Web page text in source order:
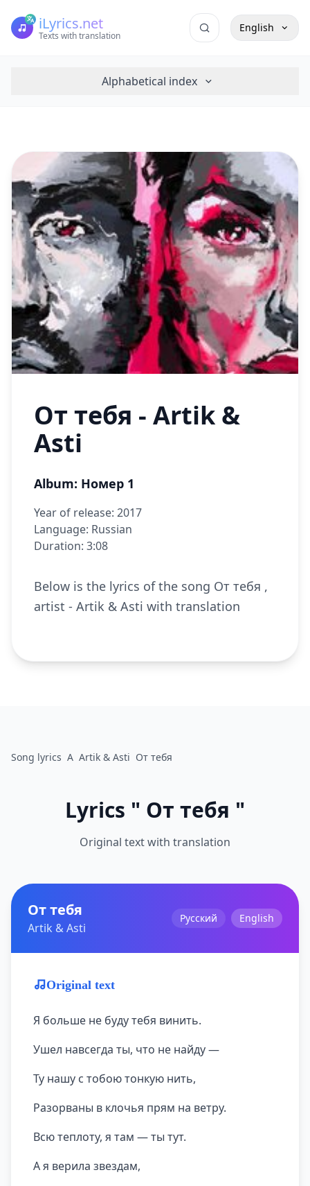
iLyrics.net
Texts with translation
English
Alphabetical index
От тебя - Artik &
Asti
Album: Номер 1
Year of release: 2017
Language: Russian
Duration: 3:08
Below is the lyrics of the song От тебя ,
artist - Artik & Asti with translation
Song lyrics A Artik & Asti От тебя
Lyrics " От тебя "
Original text with translation
От тебя
Artik & Asti
Русский English
Original text
Я больше не буду тебя винить.
Ушел навсегда ты, что не найду —
Ту нашу с тобою тонкую нить,
Разорваны в клочья прям на ветру.
Всю теплоту, я там — ты тут.
А я верила звездам,